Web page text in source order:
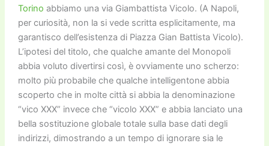
Torino abbiamo una via Giambattista Vicolo. (A Napoli,
per curiosità, non la si vede scritta esplicitamente, ma
garantisco dell’esistenza di Piazza Gian Battista Vicolo).
L’ipotesi del titolo, che qualche amante del Monopoli
abbia voluto divertirsi così, è ovviamente uno scherzo:
molto più probabile che qualche intelligentone abbia
scoperto che in molte città si abbia la denominazione
“vico XXX” invece che “vicolo XXX” e abbia lanciato una
bella sostituzione globale totale sulla base dati degli
indirizzi, dimostrando a un tempo di ignorare sia le